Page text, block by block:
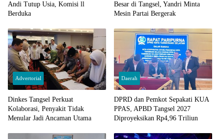
Andi Tutup Usia, Komisi ll
Berduka
Besar di Tangsel, Yandri Minta
Mesin Partai Bergerak
Advertorial
Dinkes Tangsel Perkuat
Kolaborasi, Penyakit Tidak
Menular Jadi Ancaman Utama
Daerah
DPRD dan Pemkot Sepakati KUA
PPAS, APBD Tangsel 2027
Diproyeksikan Rp4,96 Triliun